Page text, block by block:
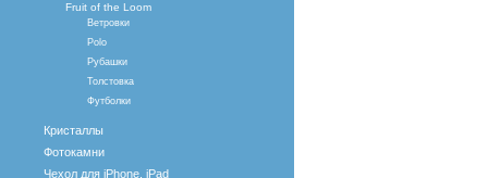
Fruit of the Loom
Ветровки
Polo
Рубашки
Толстовка
Футболки
Кристаллы
Фотокамни
Чехол для iPhone, iPad